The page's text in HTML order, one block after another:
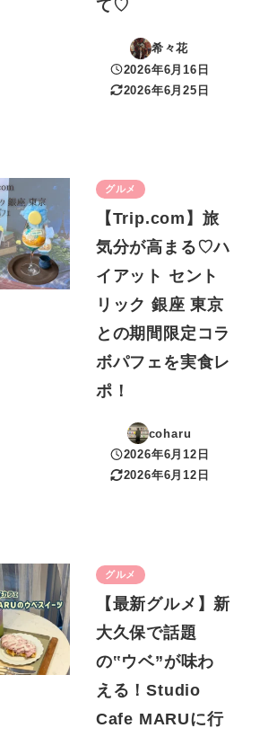
て♡
希々花
投稿日
2026年6月16日
更新日
2026年6月25日
グルメ
【Trip.com】旅
気分が高まる♡ハ
イアット セント
リック 銀座 東京
との期間限定コラ
ボパフェを実食レ
ポ！
coharu
投稿日
2026年6月12日
更新日
2026年6月12日
グルメ
【最新グルメ】新
大久保で話題
の‟ウベ”が味わ
える！Studio
Cafe MARUに行